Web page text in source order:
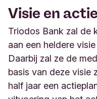
Visie en
Triodos Bank zal de
aan een heldere
Daarbij zal ze de
basis van deze visie
half jaar een